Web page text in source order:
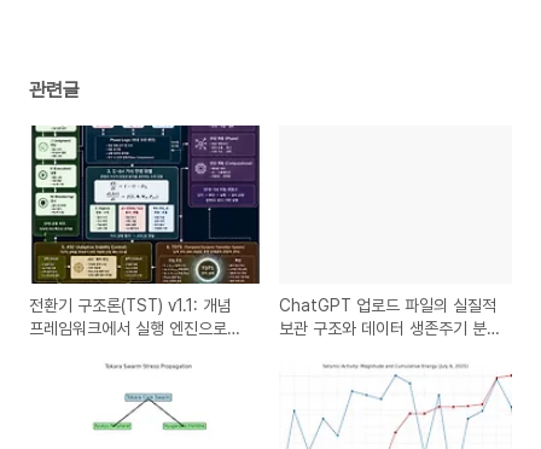
관련글
전환기 구조론(TST) v1.1: 개념
프레임워크에서 실행 엔진으로의
ChatGPT 업로드 파일의 실질적
보관 구조와 데이터 생존주기 분